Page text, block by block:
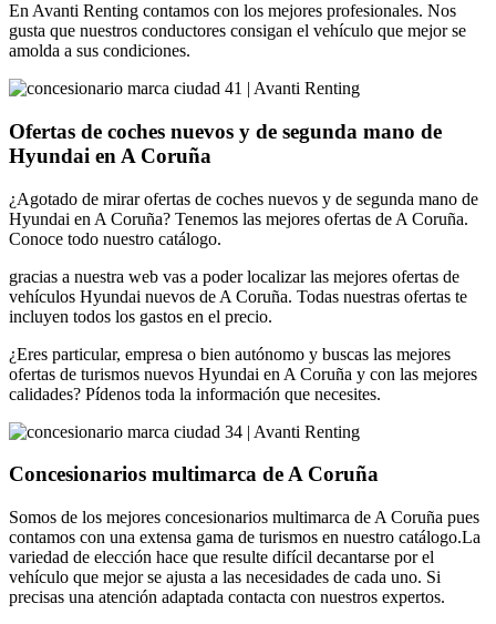
En Avanti Renting contamos con los mejores profesionales. Nos
gusta que nuestros conductores consigan el vehículo que mejor se
amolda a sus condiciones.
Ofertas de coches nuevos y de segunda mano de
Hyundai en A Coruña
¿Agotado de mirar ofertas de coches nuevos y de segunda mano de
Hyundai en A Coruña? Tenemos las mejores ofertas de A Coruña.
Conoce todo nuestro catálogo.
gracias a nuestra web vas a poder localizar las mejores ofertas de
vehículos Hyundai nuevos de A Coruña. Todas nuestras ofertas te
incluyen todos los gastos en el precio.
¿Eres particular, empresa o bien autónomo y buscas las mejores
ofertas de turismos nuevos Hyundai en A Coruña y con las mejores
calidades? Pídenos toda la información que necesites.
Concesionarios multimarca de A Coruña
Somos de los mejores concesionarios multimarca de A Coruña pues
contamos con una extensa gama de turismos en nuestro catálogo.La
variedad de elección hace que resulte difícil decantarse por el
vehículo que mejor se ajusta a las necesidades de cada uno. Si
precisas una atención adaptada contacta con nuestros expertos.